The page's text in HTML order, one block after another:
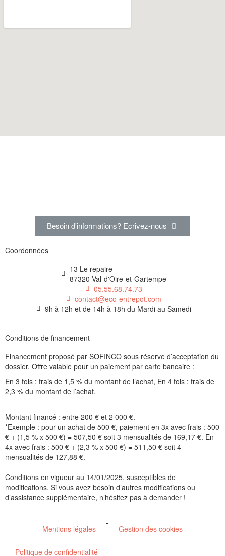
Besoin d'informations? Ecrivez-nous
Coordonnées
13 Le repaire
87320 Val-d'Oire-et-Gartempe
05.55.68.74.73
contact@eco-entrepot.com
9h à 12h et de 14h à 18h du Mardi au Samedi
Conditions de financement
Financement proposé par SOFINCO sous réserve d’acceptation du
dossier. Offre valable pour un paiement par carte bancaire :
En 3 fois : frais de 1,5 % du montant de l’achat, En 4 fois : frais de
2,3 % du montant de l’achat.
Montant financé : entre 200 € et 2 000 €.
*Exemple : pour un achat de 500 €, paiement en 3x avec frais : 500
€ + (1,5 % x 500 €) = 507,50 € soit 3 mensualités de 169,17 €. En
4x avec frais : 500 € + (2,3 % x 500 €) = 511,50 € soit 4
mensualités de 127,88 €.
Conditions en vigueur au 14/01/2025, susceptibles de
modifications. Si vous avez besoin d’autres modifications ou
d’assistance supplémentaire, n’hésitez pas à demander !
Mentions légales
-
Gestion des cookies
Politique de confidentialité